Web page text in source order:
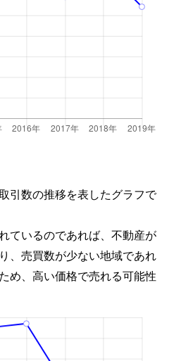
引数の推移を表したグラフで
ているのであれば、不動産が
、売買数が少ない地域であれ
め、高い価格で売れる可能性